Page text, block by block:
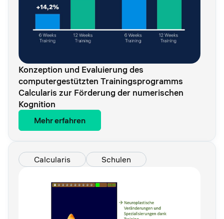
Konzeption und Evaluierung des
computergestützten Trainingsprogramms
Calcularis zur Förderung der numerischen
Kognition
Mehr erfahren
Calcularis Schulen